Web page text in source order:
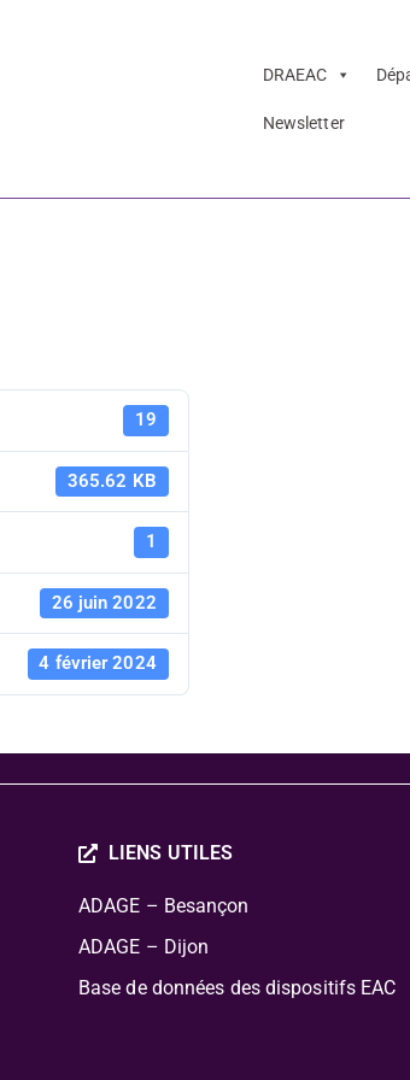
DRAEAC
Newsletter
projet à
19
365.62 KB
1
26 juin 2022
4 février 2024
LIENS UTILES
ADAGE – Besançon
ADAGE – Dijon
Base de données des dispositifs EAC